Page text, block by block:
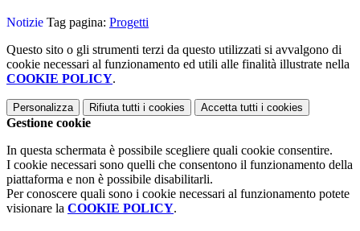
Notizie Tag pagina: Progetti
Questo sito o gli strumenti terzi da questo utilizzati si avvalgono di
cookie necessari al funzionamento ed utili alle finalità illustrate nella
COOKIE POLICY.
Personalizza Rifiuta tutti i cookies Accetta tutti i cookies
Gestione cookie
In questa schermata è possibile scegliere quali cookie consentire.
I cookie necessari sono quelli che consentono il funzionamento della
piattaforma e non è possibile disabilitarli.
Per conoscere quali sono i cookie necessari al funzionamento potete
visionare la COOKIE POLICY.